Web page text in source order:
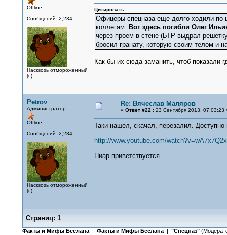
Offline
Сообщений: 2,234
Насквозь отмороженный
(с)
Цитировать
Офицеры спецназа еще долго ходили по
коллегам. Вот здесь погибли Олег
через проем в стене (БТР выдрал
бросил гранату, которую своим телом и
Как бы их сюда заманить, чтоб показали
Petrov
Администратор
Offline
Сообщений: 2,234
Насквозь отмороженный
(с)
Re: Вячеслав Маляров
« Ответ #22 :23 Сентября 2013, 07:03:23
Таки нашел, скачал, перезалил. Доступно
http://www.youtube.com/
Пиар приветствуется.
Страниц: 1
Факты и Мифы Беслана| Факты и Мифы Беслана| "Спецназ"